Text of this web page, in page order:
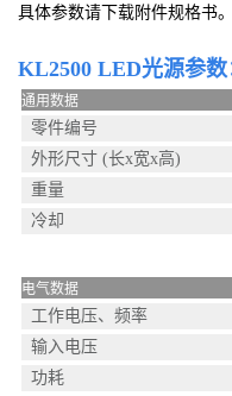
具体参数请下载附件规格书。
KL2500 LED光源参数
通用数据
零件编号
外形尺寸 (长x宽x高)
重量
冷却
电气数据
工作电压、频率
输入电压
功耗